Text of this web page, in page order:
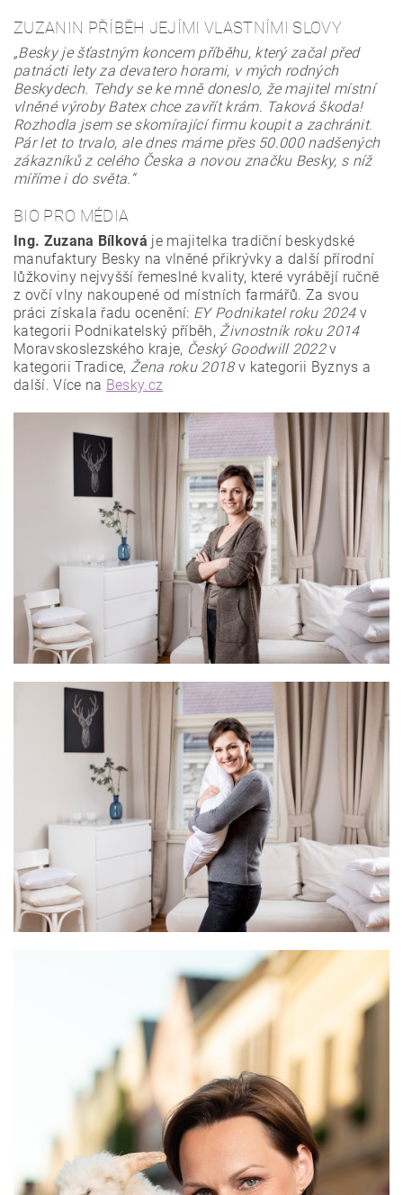
ZUZANIN PŘÍBĚH JEJÍMI VLASTNÍMI SLOVY
„Besky je šťastným koncem příběhu, který začal před
patnácti lety za devatero horami, v mých rodných
Beskydech. Tehdy se ke mně doneslo, že majitel místní
vlněné výroby Batex chce zavřít krám. Taková škoda!
Rozhodla jsem se skomírající firmu koupit a zachránit.
Pár let to trvalo, ale dnes máme přes 50.000 nadšených
zákazníků z celého Česka a novou značku Besky, s níž
míříme i do světa.“
BIO PRO MÉDIA
Ing. Zuzana Bílková je majitelka tradiční beskydské
manufaktury Besky na vlněné přikrývky a další přírodní
lůžkoviny nejvyšší řemeslné kvality, které vyrábějí ručně
z ovčí vlny nakoupené od místních farmářů. Za svou
práci získala řadu ocenění: EY Podnikatel roku 2024v
kategorii Podnikatelský příběh,Živnostník roku 2014
Moravskoslezského kraje, Český Goodwill 2022v
kategorii Tradice,Žena roku 2018v kategorii Byznys a
další. Více na Besky.cz